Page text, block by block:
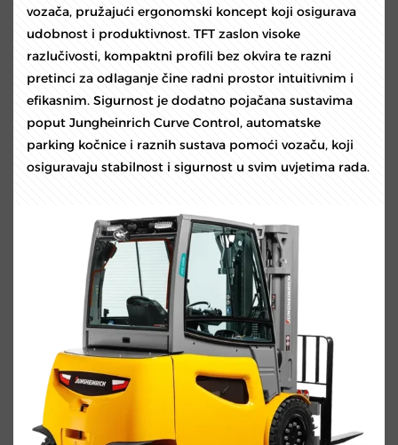
vozača, pružajući ergonomski koncept koji osigurava
udobnost i produktivnost. TFT zaslon visoke
razlučivosti, kompaktni profili bez okvira te razni
pretinci za odlaganje čine radni prostor intuitivnim i
efikasnim. Sigurnost je dodatno pojačana sustavima
poput Jungheinrich Curve Control, automatske
parking kočnice i raznih sustava pomoći vozaču, koji
osiguravaju stabilnost i sigurnost u svim uvjetima rada.